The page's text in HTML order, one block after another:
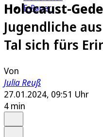
E-Paper
Holocaust-
Jugendliche
Tal sich fürs
Von
Julia Reuß
27.01.2024, 09:51 Uhr
4 min